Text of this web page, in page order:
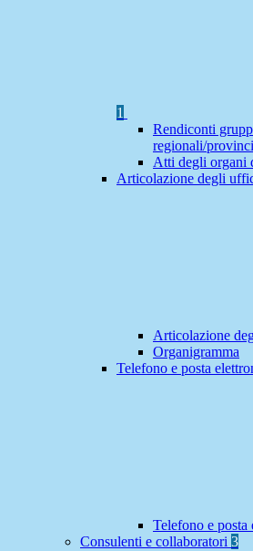
1
Rendiconti
regionali/
Atti degli organi
Articolazione degli
Articolazione
Organigramma
Telefono e posta
Telefono e posta
Consulenti e collaboratori 3